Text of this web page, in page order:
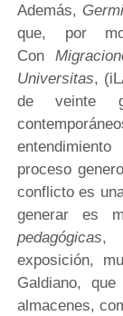
Además,
que, por
Con
Universitas,
de veinte
proceso
conflicto es
generar es
pedagógicas,
exposición,
Galdiano,
almacenes,